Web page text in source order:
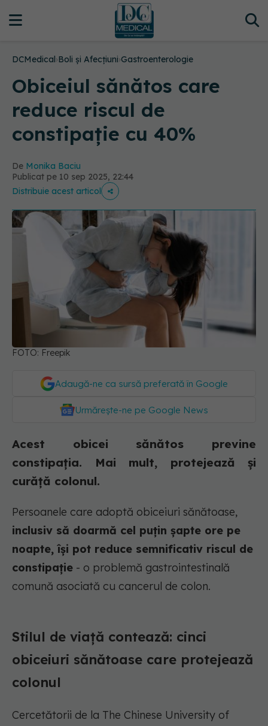
DCMedical›Boli și Afecțiuni›Gastroenterologie
Obiceiul sănătos care
reduce riscul de
constipație cu 40%
De Monika Baciu
Publicat pe 10 sep 2025, 22:44
Distribuie acest articol
FOTO: Freepik
Adaugă-ne ca sursă preferată în Google
Urmărește-ne pe Google News
Acest obicei sănătos previne
constipația. Mai mult, protejează și
curăță colonul.
Persoanele care adoptă obiceiuri sănătoase,
inclusiv să doarmă cel puțin șapte ore pe
noapte, își pot reduce semnificativ riscul de
constipație - o problemă gastrointestinală
comună asociată cu cancerul de colon.
Stilul de viață contează: cinci
obiceiuri sănătoase care protejează
colonul
Cercetătorii de la The Chinese University of